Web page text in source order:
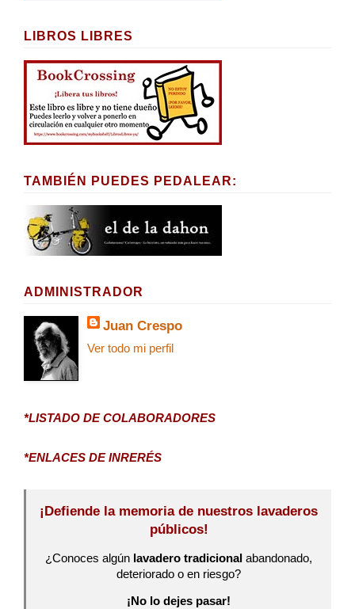
LIBROS LIBRES
TAMBIÉN PUEDES PEDALEAR:
ADMINISTRADOR
Juan Crespo
Ver todo mi perfil
*LISTADO DE COLABORADORES
*ENLACES DE INRERÉS
¡Defiende la memoria de nuestros lavaderos
públicos!
¿Conoces algún lavadero tradicional abandonado,
deteriorado o en riesgo?
¡No lo dejes pasar!